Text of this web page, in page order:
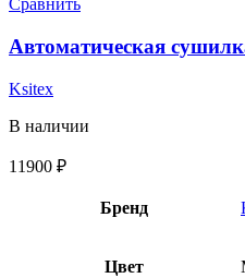
Сравнить
Автоматическая
Ksitex
В наличии
11900 ₽
Бренд
Цвет